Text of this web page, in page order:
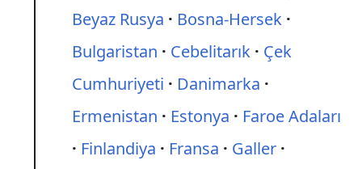
Beyaz Rusya
Bosna-Hersek
Bulgaristan
Cebelitarık
Çek
Cumhuriyeti
Danimarka
Ermenistan
Estonya
Faroe Adaları
Finlandiya
Fransa
Galler